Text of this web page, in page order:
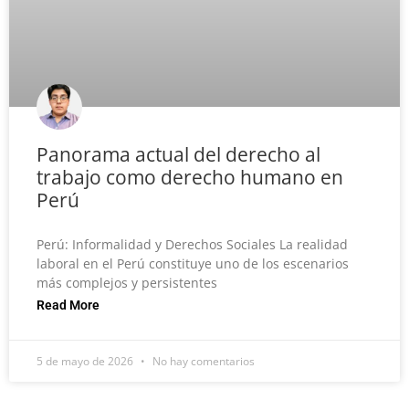
Panorama actual del derecho al
trabajo como derecho humano en
Perú
Perú: Informalidad y Derechos Sociales La realidad
laboral en el Perú constituye uno de los escenarios
más complejos y persistentes
Read More
5 de mayo de 2026 No hay comentarios